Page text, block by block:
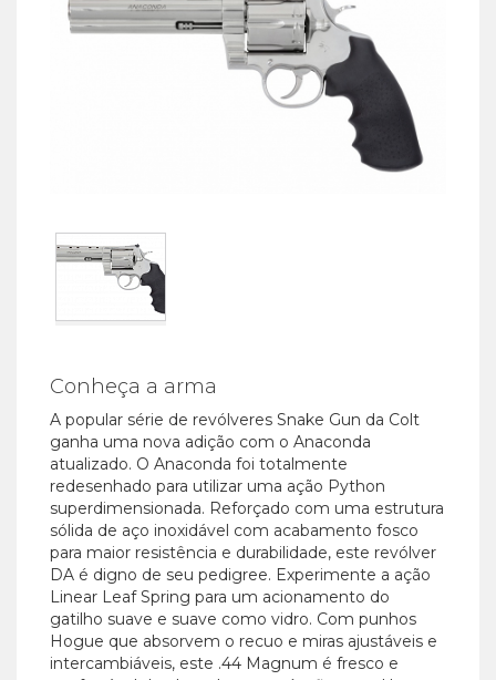
Conheça a arma
A popular série de revólveres Snake Gun da Colt
ganha uma nova adição com o Anaconda
atualizado. O Anaconda foi totalmente
redesenhado para utilizar uma ação Python
superdimensionada. Reforçado com uma estrutura
sólida de aço inoxidável com acabamento fosco
para maior resistência e durabilidade, este revólver
DA é digno de seu pedigree. Experimente a ação
Linear Leaf Spring para um acionamento do
gatilho suave e suave como vidro. Com punhos
Hogue que absorvem o recuo e miras ajustáveis ​​e
intercambiáveis, este .44 Magnum é fresco e